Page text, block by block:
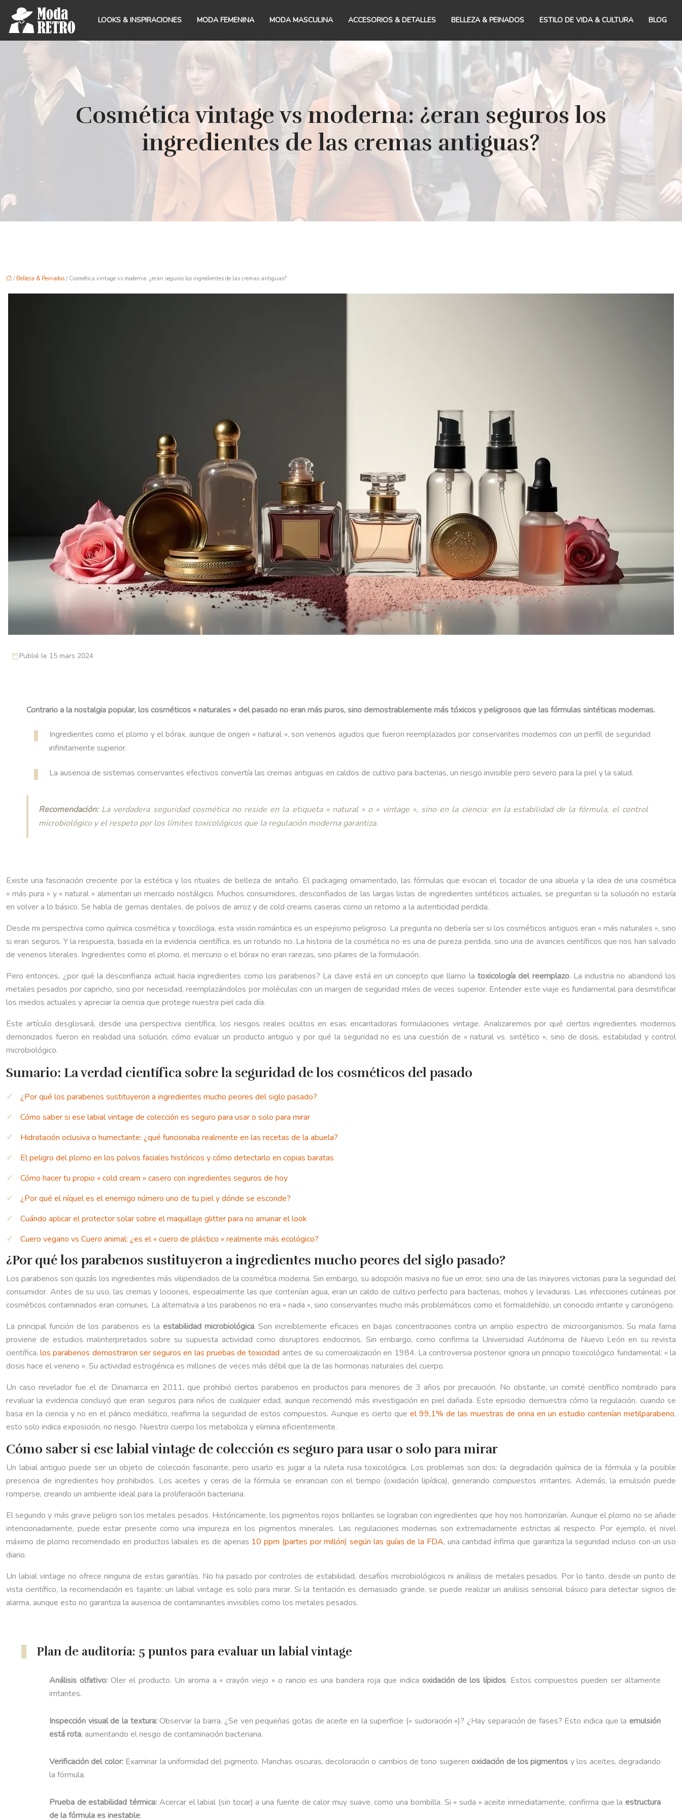
LOOKS & INSPIRACIONES MODA FEMENINA MODA MASCULINA ACCESORIOS & DETALLES BELLEZA & PEINADOS ESTILO DE VIDA & CULTURA BLOG
Cosmética vintage vs moderna: ¿eran seguros los
ingredientes de las cremas antiguas?
/ Belleza & Peinados / Cosmética vintage vs moderna: ¿eran seguros los ingredientes de las cremas antiguas?
Publié le 15 mars 2024
Contrario a la nostalgia popular, los cosméticos « naturales » del pasado no eran más puros, sino demostrablemente más tóxicos y peligrosos que las fórmulas sintéticas modernas.
Ingredientes como el plomo y el bórax, aunque de origen « natural », son venenos agudos que fueron reemplazados por conservantes modernos con un perfil de seguridad
infinitamente superior.
La ausencia de sistemas conservantes efectivos convertía las cremas antiguas en caldos de cultivo para bacterias, un riesgo invisible pero severo para la piel y la salud.
Recomendación:La verdadera seguridad cosmética no reside en la etiqueta « natural » o « vintage », sino en la ciencia: en la estabilidad de la fórmula, el control
microbiológico y el respeto por los límites toxicológicos que la regulación moderna garantiza.
Existe una fascinación creciente por la estética y los rituales de belleza de antaño. El packaging ornamentado, las fórmulas que evocan el tocador de una abuela y la idea de una cosmética
« más pura » y « natural » alimentan un mercado nostálgico. Muchos consumidores, desconfiados de las largas listas de ingredientes sintéticos actuales, se preguntan si la solución no estaría
en volver a lo básico. Se habla de gemas dentales, de polvos de arroz y de cold creams caseras como un retorno a la autenticidad perdida.
Desde mi perspectiva como química cosmética y toxicóloga, esta visión romántica es un espejismo peligroso. La pregunta no debería ser si los cosméticos antiguos eran « más naturales », sino
si eran seguros. Y la respuesta, basada en la evidencia científica, es un rotundo no. La historia de la cosmética no es una de pureza perdida, sino una de avances científicos que nos han salvado
de venenos literales. Ingredientes como el plomo, el mercurio o el bórax no eran rarezas, sino pilares de la formulación.
Pero entonces, ¿por qué la desconfianza actual hacia ingredientes como los parabenos? La clave está en un concepto que llamo la toxicología del reemplazo. La industria no abandonó los
metales pesados por capricho, sino por necesidad, reemplazándolos por moléculas con un margen de seguridad miles de veces superior. Entender este viaje es fundamental para desmitificar
los miedos actuales y apreciar la ciencia que protege nuestra piel cada día.
Este artículo desglosará, desde una perspectiva científica, los riesgos reales ocultos en esas encantadoras formulaciones vintage. Analizaremos por qué ciertos ingredientes modernos
demonizados fueron en realidad una solución, cómo evaluar un producto antiguo y por qué la seguridad no es una cuestión de « natural vs. sintético », sino de dosis, estabilidad y control
microbiológico.
Sumario: La verdad científica sobre la seguridad de los cosméticos del pasado
¿Por qué los parabenos sustituyeron a ingredientes mucho peores del siglo pasado?
Cómo saber si ese labial vintage de colección es seguro para usar o solo para mirar
Hidratación oclusiva o humectante: ¿qué funcionaba realmente en las recetas de la abuela?
El peligro del plomo en los polvos faciales históricos y cómo detectarlo en copias baratas
Cómo hacer tu propio « cold cream » casero con ingredientes seguros de hoy
¿Por qué el níquel es el enemigo número uno de tu piel y dónde se esconde?
Cuándo aplicar el protector solar sobre el maquillaje glitter para no arruinar el look
Cuero vegano vs Cuero animal: ¿es el « cuero de plástico » realmente más ecológico?
¿Por qué los parabenos sustituyeron a ingredientes mucho peores del siglo pasado?
Los parabenos son quizás los ingredientes más vilipendiados de la cosmética moderna. Sin embargo, su adopción masiva no fue un error, sino una de las mayores victorias para la seguridad del
consumidor. Antes de su uso, las cremas y lociones, especialmente las que contenían agua, eran un caldo de cultivo perfecto para bacterias, mohos y levaduras. Las infecciones cutáneas por
cosméticos contaminados eran comunes. La alternativa a los parabenos no era « nada », sino conservantes mucho más problemáticos como el formaldehído, un conocido irritante y carcinógeno.
La principal función de los parabenos es la estabilidad microbiológica. Son increíblemente eficaces en bajas concentraciones contra un amplio espectro de microorganismos. Su mala fama
proviene de estudios malinterpretados sobre su supuesta actividad como disruptores endocrinos. Sin embargo, como confirma la Universidad Autónoma de Nuevo León en su revista
científica,los parabenos demostraron ser seguros en las pruebas de toxicidad antes de su comercialización en 1984. La controversia posterior ignora un principio toxicológico fundamental: « la
dosis hace el veneno ». Su actividad estrogénica es millones de veces más débil que la de las hormonas naturales del cuerpo.
Un caso revelador fue el de Dinamarca en 2011, que prohibió ciertos parabenos en productos para menores de 3 años por precaución. No obstante, un comité científico nombrado para
revaluar la evidencia concluyó que eran seguros para niños de cualquier edad, aunque recomendó más investigación en piel dañada. Este episodio demuestra cómo la regulación, cuando se
basa en la ciencia y no en el pánico mediático, reafirma la seguridad de estos compuestos. Aunque es cierto que el 99,1% de las muestras de orina en un estudio contenían metilparabeno,
esto solo indica exposición, no riesgo. Nuestro cuerpo los metaboliza y elimina eficientemente.
Cómo saber si ese labial vintage de colección es seguro para usar o solo para mirar
Un labial antiguo puede ser un objeto de colección fascinante, pero usarlo es jugar a la ruleta rusa toxicológica. Los problemas son dos: la degradación química de la fórmula y la posible
presencia de ingredientes hoy prohibidos. Los aceites y ceras de la fórmula se enrancian con el tiempo (oxidación lipídica), generando compuestos irritantes. Además, la emulsión puede
romperse, creando un ambiente ideal para la proliferación bacteriana.
El segundo y más grave peligro son los metales pesados. Históricamente, los pigmentos rojos brillantes se lograban con ingredientes que hoy nos horrorizarían. Aunque el plomo no se añade
intencionadamente, puede estar presente como una impureza en los pigmentos minerales. Las regulaciones modernas son extremadamente estrictas al respecto. Por ejemplo, el nivel
máximo de plomo recomendado en productos labiales es de apenas 10 ppm (partes por millón) según las guías de la FDA, una cantidad ínfima que garantiza la seguridad incluso con un uso
diario.
Un labial vintage no ofrece ninguna de estas garantías. No ha pasado por controles de estabilidad, desafíos microbiológicos ni análisis de metales pesados. Por lo tanto, desde un punto de
vista científico, la recomendación es tajante: un labial vintage es solo para mirar. Si la tentación es demasiado grande, se puede realizar un análisis sensorial básico para detectar signos de
alarma, aunque esto no garantiza la ausencia de contaminantes invisibles como los metales pesados.
Plan de auditoría: 5 puntos para evaluar un labial vintage
Análisis olfativo:Oler el producto. Un aroma a « crayón viejo » o rancio es una bandera roja que indica oxidación de los lípidos. Estos compuestos pueden ser altamente
irritantes.
Inspección visual de la textura:Observar la barra. ¿Se ven pequeñas gotas de aceite en la superficie (« sudoración »)? ¿Hay separación de fases? Esto indica que laemulsión
está rota, aumentando el riesgo de contaminación bacteriana.
Verificación del color:Examinar la uniformidad del pigmento. Manchas oscuras, decoloración o cambios de tono sugierenoxidación de los pigmentos y los aceites, degradando
la fórmula.
Prueba de estabilidad térmica: Acercar el labial (sin tocar) a una fuente de calor muy suave, como una bombilla. Si « suda » aceite inmediatamente, confirma que laestructura
de la fórmula es inestable.